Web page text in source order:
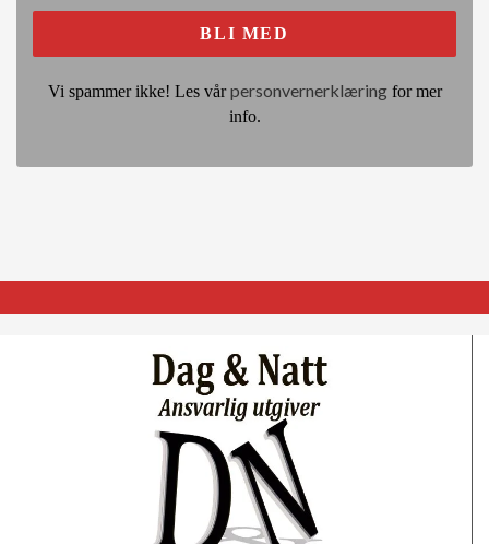
Vi spammer ikke! Les vårpersonvernerklæringfor mer
info.